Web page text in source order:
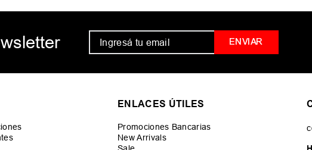
ENVIAR
ENLACES ÚTILES
Promociones Bancarias
New Arrivals